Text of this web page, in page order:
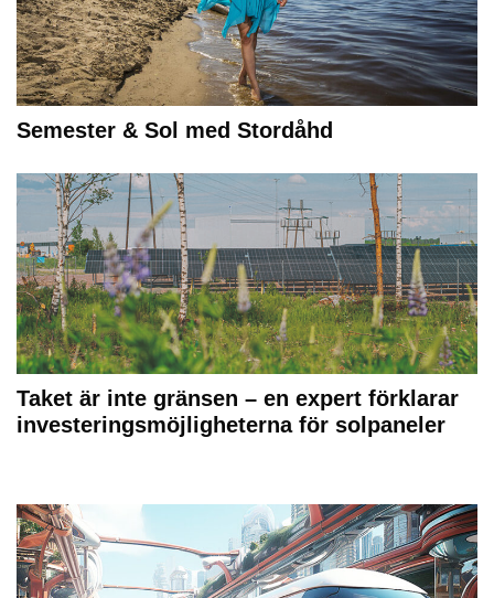
Semester & Sol med Stordåhd
Taket är inte gränsen – en expert förklarar
investeringsmöjligheterna för solpaneler